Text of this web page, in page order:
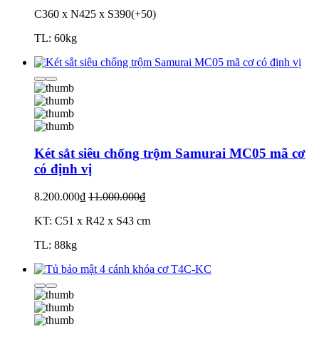
C360 x N425 x S390(+50)
TL: 60kg
Két sắt siêu chống trộm Samurai MC05 mã cơ
có định vị
8.200.000₫ 11.000.000₫
KT: C51 x R42 x S43 cm
TL: 88kg